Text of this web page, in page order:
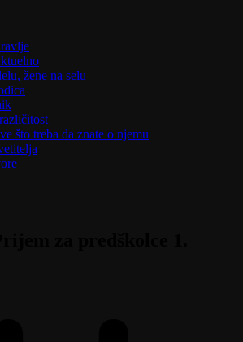
žene na selu
što treba da znate o njemu